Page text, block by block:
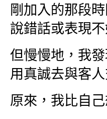
剛加入的那段
說錯話或表現
但慢慢地，我
用真誠去與客
原來，我比自